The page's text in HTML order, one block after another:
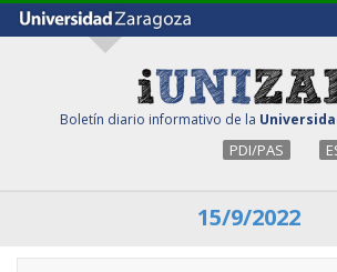
Boletín diario informativo de la
PDI/PAS
15/9/2022